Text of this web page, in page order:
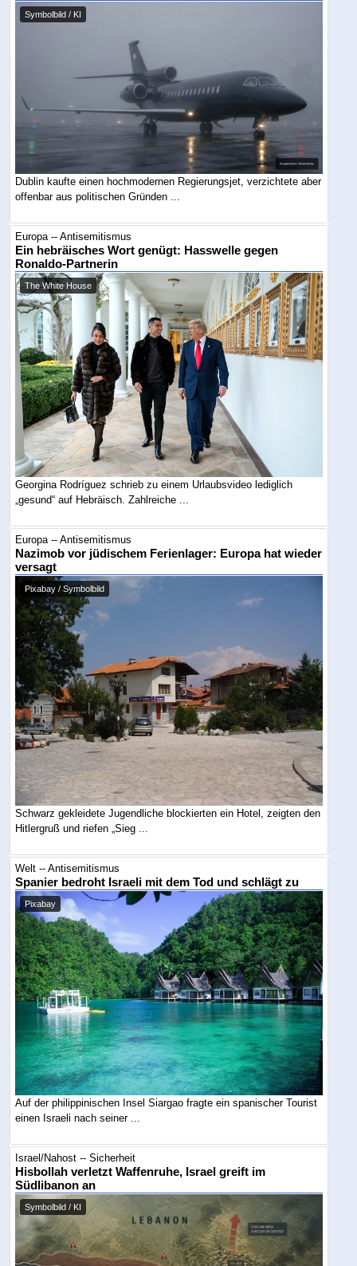
Symbolbild / KI
Dublin kaufte einen hochmodernen Regierungsjet, verzichtete aber
offenbar aus politischen Gründen ...
Europa -- Antisemitismus
Ein hebräisches Wort genügt: Hasswelle gegen
Ronaldo-Partnerin
The White House
Georgina Rodríguez schrieb zu einem Urlaubsvideo lediglich
„gesund“ auf Hebräisch. Zahlreiche ...
Europa -- Antisemitismus
Nazimob vor jüdischem Ferienlager: Europa hat wieder
versagt
Pixabay / Symbolbild
Schwarz gekleidete Jugendliche blockierten ein Hotel, zeigten den
Hitlergruß und riefen „Sieg ...
Welt -- Antisemitismus
Spanier bedroht Israeli mit dem Tod und schlägt zu
Pixabay
Auf der philippinischen Insel Siargao fragte ein spanischer Tourist
einen Israeli nach seiner ...
Israel/Nahost -- Sicherheit
Hisbollah verletzt Waffenruhe, Israel greift im
Südlibanon an
Symbolbild / KI